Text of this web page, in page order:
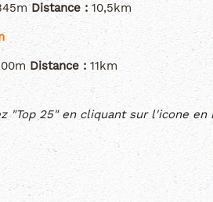
Distance : 10,5km
Distance : 11km
"Top 25" en cliquant sur l'icone en